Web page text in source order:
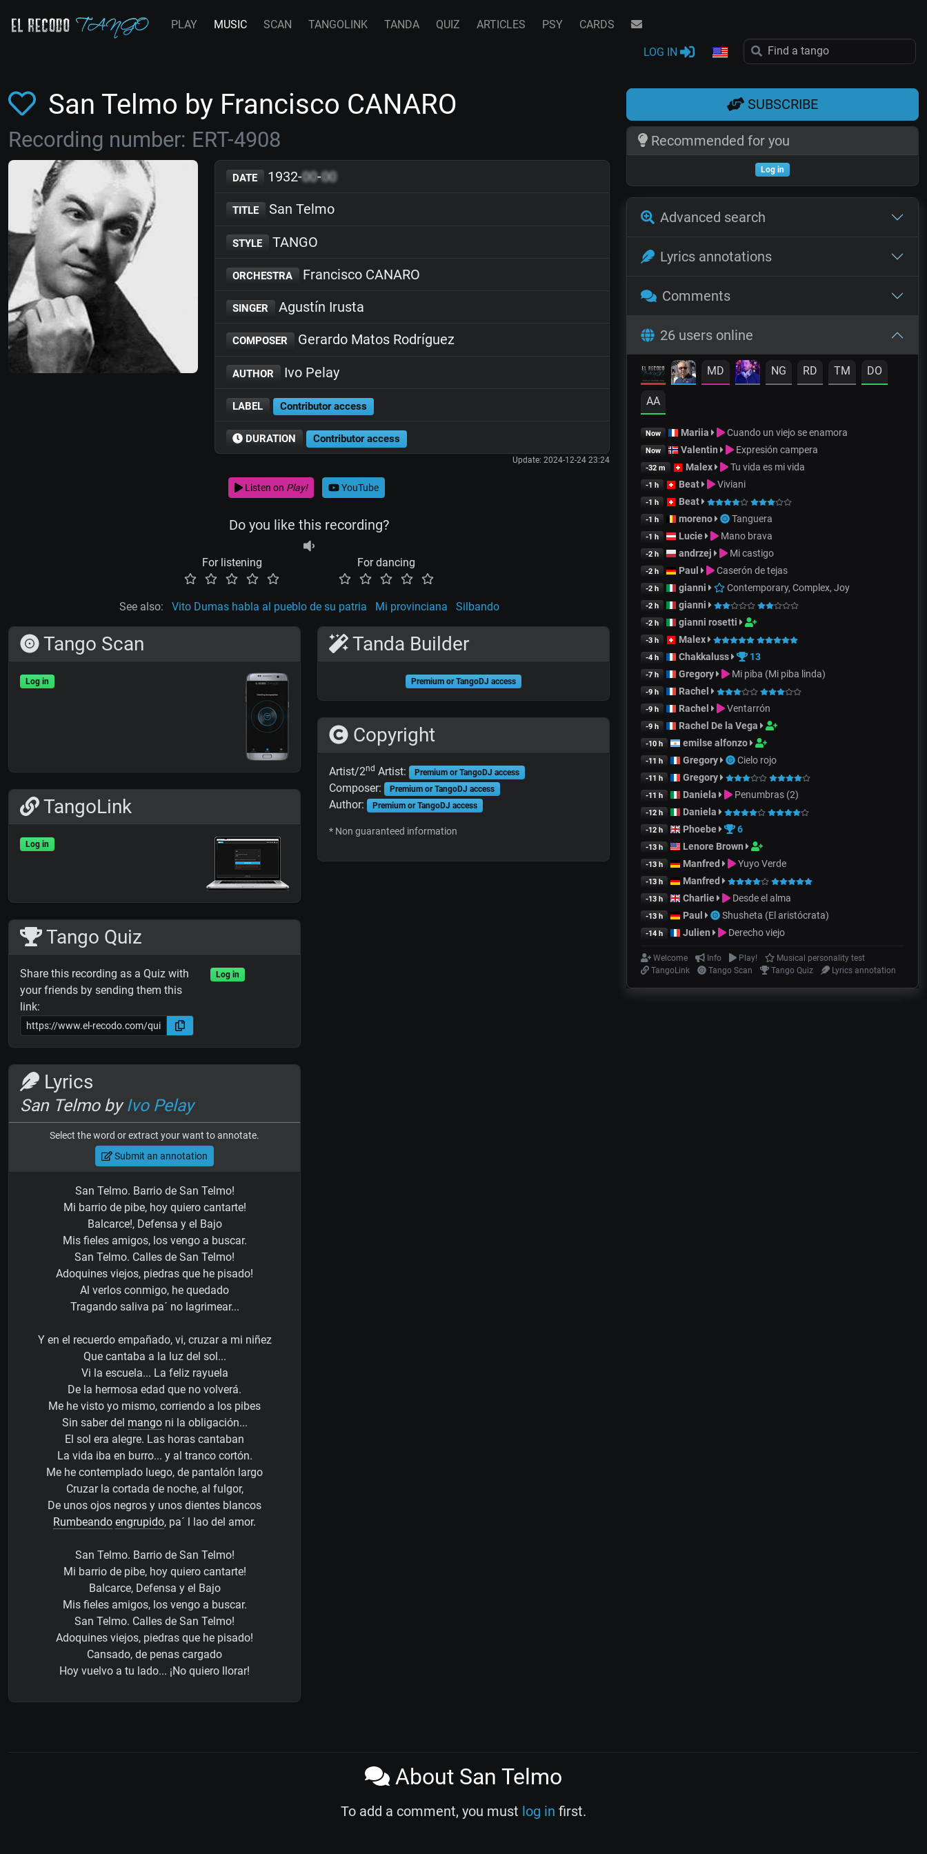
PLAY MUSIC SCAN TANGOLINK TANDA QUIZ ARTICLES PSY CARDS
LOG IN
San Telmo by Francisco CANARO
Recording number: ERT-4908
DATE 1932-00-00
TITLE San Telmo
STYLE TANGO
ORCHESTRA Francisco CANARO
SINGER Agustín Irusta
COMPOSER Gerardo Matos Rodríguez
AUTHOR Ivo Pelay
LABEL Contributor access
DURATION Contributor access
Update: 2024-12-24 23:24
Listen on Play! YouTube
Do you like this recording?
For listening For dancing
See also: Vito Dumas habla al pueblo de su patria Mi provinciana Silbando
Tango Scan
Log in
TangoLink
Log in
Tango Quiz
Share this recording as a Quiz with
your friends by sending them this
link:
Log in
Lyrics
San Telmo byIvo Pelay
Select the word or extract your want to annotate.
Submit an annotation
San Telmo. Barrio de San Telmo!
Mi barrio de pibe, hoy quiero cantarte!
Balcarce!, Defensa y el Bajo
Mis fieles amigos, los vengo a buscar.
San Telmo. Calles de San Telmo!
Adoquines viejos, piedras que he pisado!
Al verlos conmigo, he quedado
Tragando saliva pa´ no lagrimear...
Y en el recuerdo empañado, vi, cruzar a mi niñez
Que cantaba a la luz del sol...
Vi la escuela... La feliz rayuela
De la hermosa edad que no volverá.
Me he visto yo mismo, corriendo a los pibes
Sin saber del mangoni la obligación...
El sol era alegre. Las horas cantaban
La vida iba en burro... y al tranco cortón.
Me he contemplado luego, de pantalón largo
Cruzar la cortada de noche, al fulgor,
De unos ojos negros y unos dientes blancos
Rumbeando engrupido, pa´ l lao del amor.
San Telmo. Barrio de San Telmo!
Mi barrio de pibe, hoy quiero cantarte!
Balcarce, Defensa y el Bajo
Mis fieles amigos, los vengo a buscar.
San Telmo. Calles de San Telmo!
Adoquines viejos, piedras que he pisado!
Cansado, de penas cargado
Hoy vuelvo a tu lado... ¡No quiero llorar!
Tanda Builder
Premium or TangoDJ access
Copyright
Artist/2nd Artist: Premium or TangoDJ access
Composer: Premium or TangoDJ access
Author: Premium or TangoDJ access
* Non guaranteed information
SUBSCRIBE
Recommended for you
Log in
Advanced search
Lyrics annotations
Comments
26 users online
MD NG RD TM DO
AA
Now Mariia Cuando un viejo se enamora
Now Valentin Expresión campera
-32 m Malex Tu vida es mi vida
-1 h Beat Viviani
-1 h Beat
-1 h moreno Tanguera
-1 h Lucie Mano brava
-2 h andrzej Mi castigo
-2 h Paul Caserón de tejas
-2 h gianni Contemporary, Complex, Joy
-2 h gianni
-2 h gianni rosetti
-3 h Malex
-4 h Chakkaluss 13
-7 h Gregory Mi piba (Mi piba linda)
-9 h Rachel
-9 h Rachel Ventarrón
-9 h Rachel De la Vega
-10 h emilse alfonzo
-11 h Gregory Cielo rojo
-11 h Gregory
-11 h Daniela Penumbras (2)
-12 h Daniela
-12 h Phoebe 6
-13 h Lenore Brown
-13 h Manfred Yuyo Verde
-13 h Manfred
-13 h Charlie Desde el alma
-13 h Paul Shusheta (El aristócrata)
-14 h Julien Derecho viejo
Welcome Info Play!
Musical personality test
TangoLink
Tango Scan Tango Quiz Lyrics annotation
About San Telmo
To add a comment, you must log in first.